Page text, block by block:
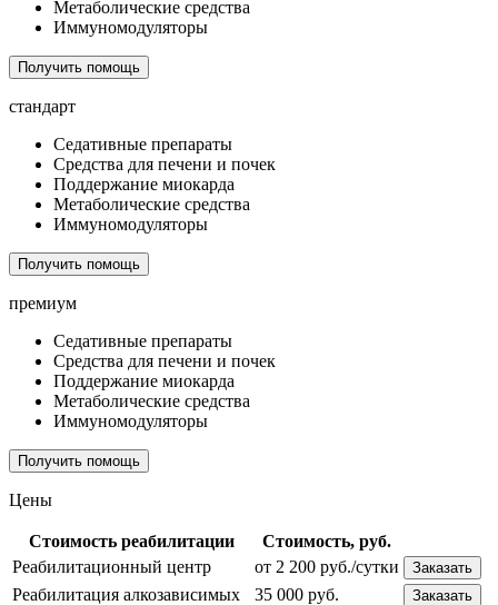
Метаболические средства
Иммуномодуляторы
Получить помощь
стандарт
Седативные препараты
Средства для печени и почек
Поддержание миокарда
Метаболические средства
Иммуномодуляторы
Получить помощь
премиум
Седативные препараты
Средства для печени и почек
Поддержание миокарда
Метаболические средства
Иммуномодуляторы
Получить помощь
Цены
Стоимость реабилитации
Стоимость, руб.
Реабилитационный центр
от 2 200 руб./сутки Заказать
Реабилитация алкозависимых 35 000 руб. Заказать